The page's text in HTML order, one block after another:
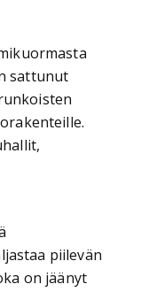
sattunut
piilevän
on jäänyt